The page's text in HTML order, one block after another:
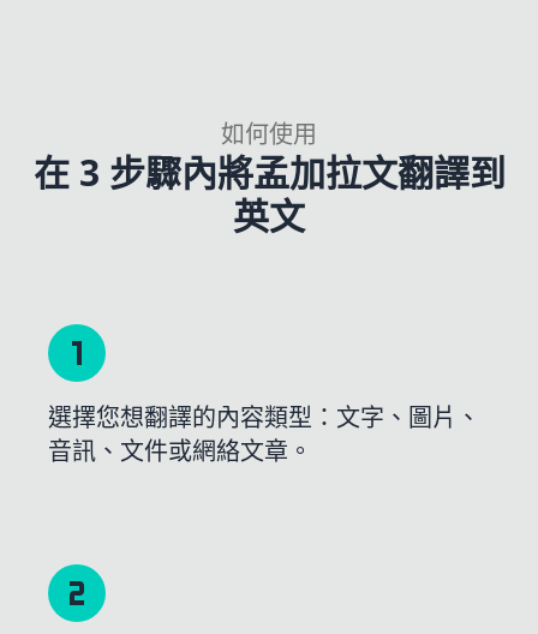
如何使用
在 3 步驟內將孟加拉文翻譯到
英文
選擇您想翻譯的內容類型：文字、圖片、
音訊、文件或網絡文章。